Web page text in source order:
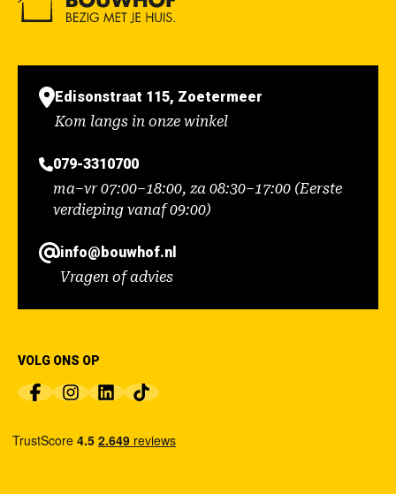
Edisonstraat 115, Zoetermeer
Kom langs in onze winkel
079-3310700
ma–vr 07:00–18:00, za 08:30–17:00 (Eerste
verdieping vanaf 09:00)
info@bouwhof.nl
Vragen of advies
VOLG ONS OP